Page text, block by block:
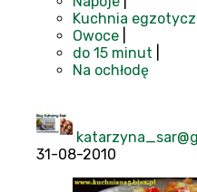
Kuchnia
Owoce
do 15 minut
Na ochłodę
31-08-2010